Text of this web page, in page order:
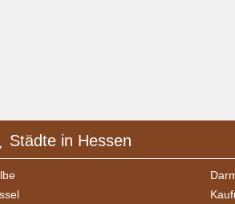
Städte in Hessen